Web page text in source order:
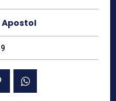
Apostol